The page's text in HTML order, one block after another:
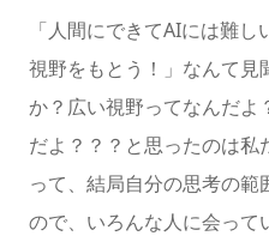
「人間にできてAIには難
視野をもとう！」なんて見
か？広い視野ってなんだよ
だよ？？？と思ったのは
って、結局自分の思考の範
ので、いろんな人に会っ